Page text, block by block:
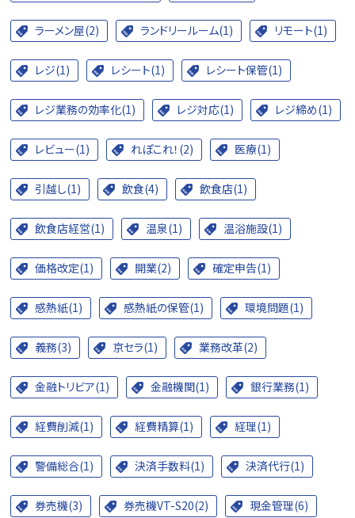
ラーメン屋(2) ランドリールーム(1) リモート(1)
レジ(1) レシート(1) レシート保管(1)
レジ業務の効率化(1) レジ対応(1) レジ締め(1)
レビュー(1) れぽこれ！(2) 医療(1)
引越し(1) 飲食(4) 飲食店(1)
飲食店経営(1) 温泉(1) 温浴施設(1)
価格改定(1) 開業(2) 確定申告(1)
感熱紙(1) 感熱紙の保管(1) 環境問題(1)
義務(3) 京セラ(1) 業務改革(2)
金融トリビア(1) 金融機関(1) 銀行業務(1)
経費削減(1) 経費精算(1) 経理(1)
警備総合(1) 決済手数料(1) 決済代行(1)
券売機(3) 券売機VT-S20(2) 現金管理(6)